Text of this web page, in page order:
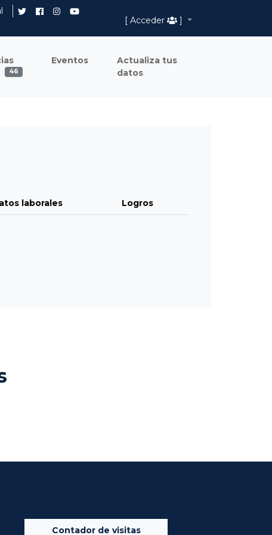
[ Acceder
]
46
Eventos
Actualiza tus
datos
laborales Logros
Contador de visitas